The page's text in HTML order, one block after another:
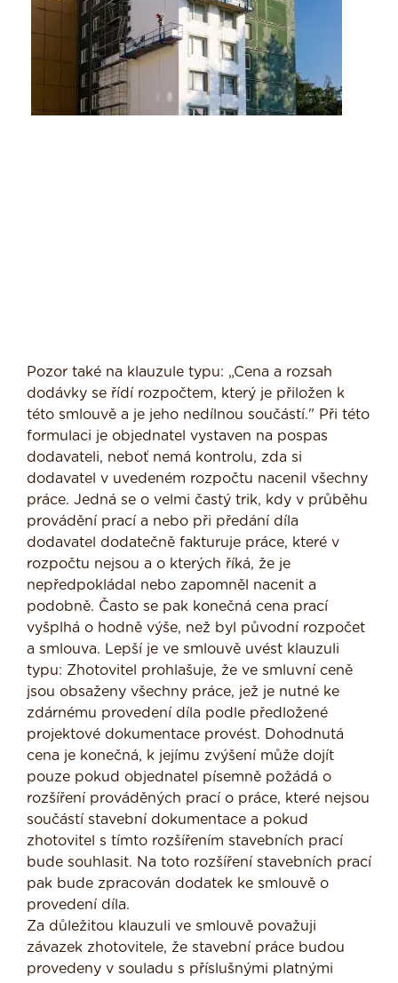
Pozor také na klauzule typu: „Cena a rozsah
dodávky se řídí rozpočtem, který je přiložen k
této smlouvě a je jeho nedílnou součástí." Při této
formulaci je objednatel vystaven na pospas
dodavateli, neboť nemá kontrolu, zda si
dodavatel v uvedeném rozpočtu nacenil všechny
práce. Jedná se o velmi častý trik, kdy v průběhu
provádění prací a nebo při předání díla
dodavatel dodatečně fakturuje práce, které v
rozpočtu nejsou a o kterých říká, že je
nepředpokládal nebo zapomněl nacenit a
podobně. Často se pak konečná cena prací
vyšplhá o hodně výše, než byl původní rozpočet
a smlouva. Lepší je ve smlouvě uvést klauzuli
typu: Zhotovitel prohlašuje, že ve smluvní ceně
jsou obsaženy všechny práce, jež je nutné ke
zdárnému provedení díla podle předložené
projektové dokumentace provést. Dohodnutá
cena je konečná, k jejímu zvýšení může dojít
pouze pokud objednatel písemně požádá o
rozšíření prováděných prací o práce, které nejsou
součástí stavební dokumentace a pokud
zhotovitel s tímto rozšířením stavebních prací
bude souhlasit. Na toto rozšíření stavebních prací
pak bude zpracován dodatek ke smlouvě o
provedení díla.
Za důležitou klauzuli ve smlouvě považuji
závazek zhotovitele, že stavební práce budou
provedeny v souladu s příslušnými platnými